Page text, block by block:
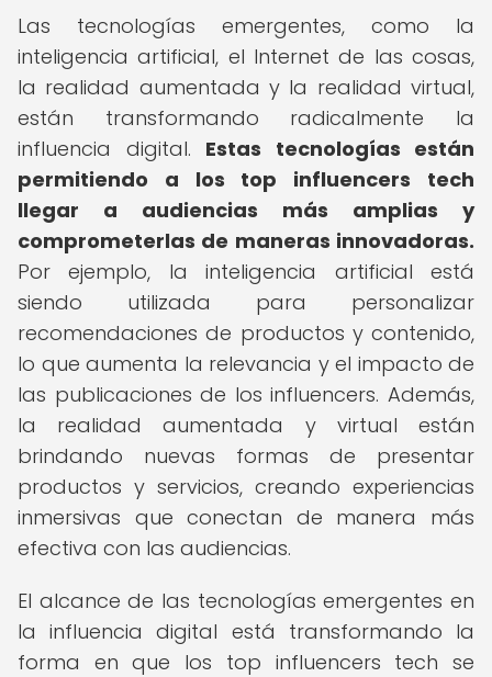
Las tecnologías emergentes, como la
inteligencia artificial, el Internet de las cosas,
la realidad aumentada y la realidad virtual,
están transformando radicalmente la
influencia digital. Estas tecnologías están
permitiendo a los top influencers tech
llegar a audiencias más amplias y
comprometerlas de maneras innovadoras.
Por ejemplo, la inteligencia artificial está
siendo utilizada para personalizar
recomendaciones de productos y contenido,
lo que aumenta la relevancia y el impacto de
las publicaciones de los influencers. Además,
la realidad aumentada y virtual están
brindando nuevas formas de presentar
productos y servicios, creando experiencias
inmersivas que conectan de manera más
efectiva con las audiencias.
El alcance de las tecnologías emergentes en
la influencia digital está transformando la
forma en que los top influencers tech se